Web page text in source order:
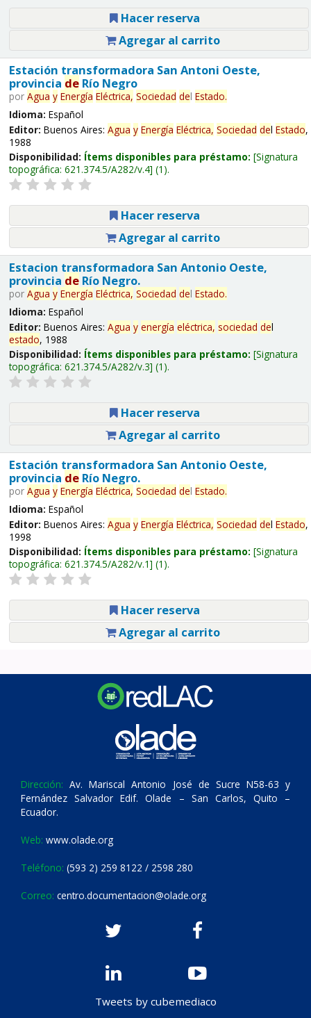
Hacer reserva
Agregar al carrito
Estación transformadora San Antoni Oeste,
provincia deRío Negro
por Agua y Energía Eléctrica, Sociedad del Estado.
Idioma: Español
Editor: Buenos Aires: Agua y Energía Eléctrica, Sociedad del Estado,
1988
Disponibilidad: Ítems disponibles para préstamo: Signatura
topográfica: 621.374.5/A282/v.4 (1).
Hacer reserva
Agregar al carrito
Estacion transformadora San Antonio Oeste,
provincia deRío Negro.
por Agua y Energía Eléctrica, Sociedad del Estado.
Idioma: Español
Editor: Buenos Aires: Agua y energía eléctrica, sociedad del
estado, 1988
Disponibilidad: Ítems disponibles para préstamo: Signatura
topográfica: 621.374.5/A282/v.3 (1).
Hacer reserva
Agregar al carrito
Estación transformadora San Antonio Oeste,
provincia deRío Negro.
por Agua y Energía Eléctrica, Sociedad del Estado.
Idioma: Español
Editor: Buenos Aires: Agua y Energía Eléctrica, Sociedad del Estado,
1998
Disponibilidad: Ítems disponibles para préstamo: Signatura
topográfica: 621.374.5/A282/v.1 (1).
Hacer reserva
Agregar al carrito
Dirección: Av. Mariscal Antonio José de Sucre N58-63 y
Fernández Salvador Edif. Olade – San Carlos, Quito –
Ecuador.
Web: www.olade.org
Teléfono: (593 2) 259 8122 / 2598 280
Correo: centro.documentacion@olade.org
Tweets by cubemediaco